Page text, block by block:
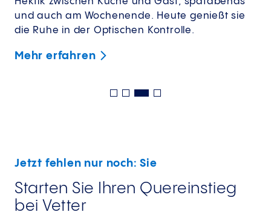
und auch am Wochenende. Heute genießt sie
die Ruhe in der Optischen Kontrolle.
Mehr erfahren
Jetzt fehlen nur noch: Sie
Starten Sie Ihren Quereinstieg
bei Vetter